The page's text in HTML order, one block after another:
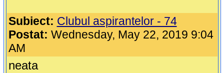
Subiect: Clubul aspirantelor - 74
Postat: Wednesday, May 22, 2019 9:04
AM
neata